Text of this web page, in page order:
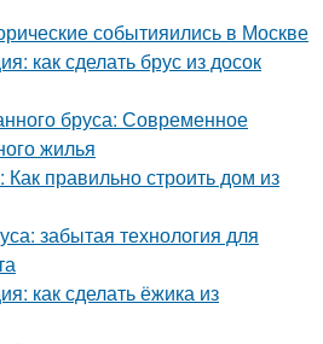
событияились в Москве
как сделать брус из досок
бруса: Современное
жилья
правильно строить дом из
забытая технология для
как сделать ёжика из